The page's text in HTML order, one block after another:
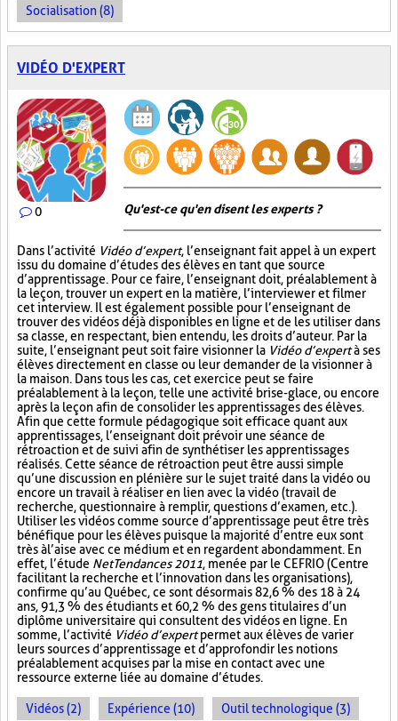
Socialisation (8)
VIDÉO D'EXPERT
0 Qu'est-ce qu'en disent les experts ?
Dans l’activité Vidéo d’expert, l’enseignant fait appel à un expert
issu du domaine d’études des élèves en tant que source
d’apprentissage. Pour ce faire, l’enseignant doit, préalablement à
la leçon, trouver un expert en la matière, l’interviewer et filmer
cet interview. Il est également possible pour l’enseignant de
trouver des vidéos déjà disponibles en ligne et de les utiliser dans
sa classe, en respectant, bien entendu, les droits d’auteur. Par la
suite, l’enseignant peut soit faire visionner la Vidéo d’expertà ses
élèves directement en classe ou leur demander de la visionner à
la maison. Dans tous les cas, cet exercice peut se faire
préalablement à la leçon, telle une activité brise-glace, ou encore
après la leçon afin de consolider les apprentissages des élèves.
Afin que cette formule pédagogique soit efficace quant aux
apprentissages, l’enseignant doit prévoir une séance de
rétroaction et de suivi afin de synthétiser les apprentissages
réalisés. Cette séance de rétroaction peut être aussi simple
qu’une discussion en plénière sur le sujet traité dans la vidéo ou
encore un travail à réaliser en lien avec la vidéo (travail de
recherche, questionnaire à remplir, questions d’examen, etc.).
Utiliser les vidéos comme source d’apprentissage peut être très
bénéfique pour les élèves puisque la majorité d’entre eux sont
très à l’aise avec ce médium et en regardent abondamment. En
effet, l’étude NetTendances 2011, menée par le CEFRIO (Centre
facilitant la recherche et l’innovation dans les organisations),
confirme qu’au Québec, ce sont désormais 82,6 % des 18 à 24
ans, 91,3 % des étudiants et 60,2 % des gens titulaires d’un
diplôme universitaire qui consultent des vidéos en ligne. En
somme, l’activité Vidéo d’expertpermet aux élèves de varier
leurs sources d’apprentissage et d’approfondir les notions
préalablement acquises par la mise en contact avec une
ressource externe liée au domaine d’études.
Vidéos (2) Expérience (10) Outil technologique (3)